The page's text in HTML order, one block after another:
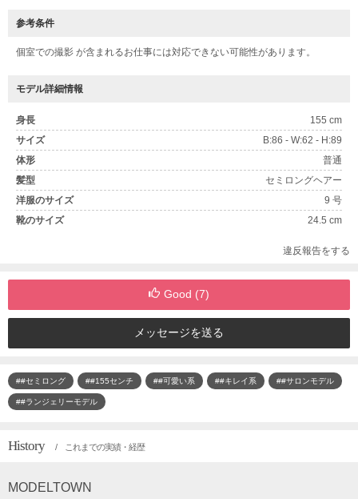
参考条件
個室での撮影 が含まれるお仕事には対応できない可能性があります。
モデル詳細情報
身長
155 cm
サイズ
B:86 - W:62 - H:89
体形
普通
髪型
セミロングヘアー
洋服のサイズ
9 号
靴のサイズ
24.5 cm
違反報告をする
Good (7)
メッセージを送る
##セミロング ##155センチ ##可愛い系 ##キレイ系 ##サロンモデル
##ランジェリーモデル
History / これまでの実績・経歴
MODELTOWN